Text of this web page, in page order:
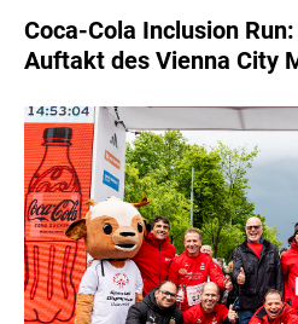
BARFLY'S CLUB
SPORTS MEDIA AUSTRIA
RECYCLEMICH-INITIATIVE
VIER HOCH VIER
ALFIES
HANNERSBERG
WILHELM-EXNER-MEDAILLEN
ADMIRAL SPORTWETTEN
Coca-Cola Inclusion
Auftakt des Vienna City